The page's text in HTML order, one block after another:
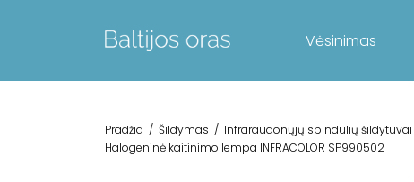
Vėsinimas
Pradžia / Šildymas / Infraraudonųjų spindulių šildytuvai
Halogeninė kaitinimo lempa INFRACOLOR SP990502